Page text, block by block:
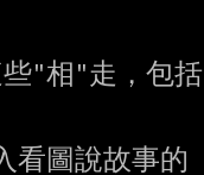
些"相"走，包括
看圖說故事的